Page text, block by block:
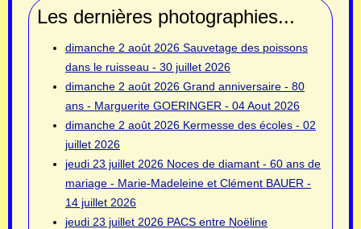
Les dernières photographies...
dimanche 2 août 2026 Sauvetage des poissons
dans le ruisseau - 30 juillet 2026
dimanche 2 août 2026 Grand anniversaire - 80
ans - Marguerite GOERINGER - 04 Aout 2026
dimanche 2 août 2026 Kermesse des écoles - 02
juillet 2026
jeudi 23 juillet 2026 Noces de diamant - 60 ans de
mariage - Marie-Madeleine et Clément BAUER -
14 juillet 2026
jeudi 23 juillet 2026 PACS entre Noëline